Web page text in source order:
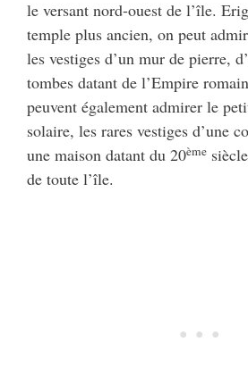
le versant nord-ouest de l’île.
temple plus ancien, on peut
les vestiges d’un mur de pierre,
tombes datant de l’Empire
peuvent également admirer le
solaire, les rares vestiges d’une
une maison datant du 20ème
de toute l’île.